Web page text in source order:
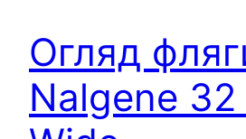
Огляд
Nalgene 32